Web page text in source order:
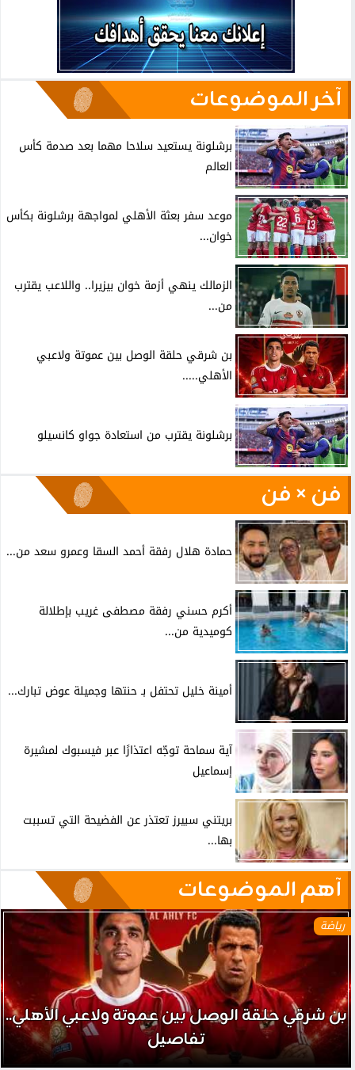
آخر الموضوعات
برشلونة يستعيد سلاحا مهما بعد صدمة كأس
العالم
موعد سفر بعثة الأهلي لمواجهة برشلونة بكأس
خوان...
الزمالك ينهي أزمة خوان بيزيرا.. واللاعب يقترب
من...
بن شرقي حلقة الوصل بين عموتة ولاعبي
الأهلي.....
برشلونة يقترب من استعادة جواو كانسيلو
فن × فن
حمادة هلال رفقة أحمد السقا وعمرو سعد من...
أكرم حسني رفقة مصطفى غريب بإطلالة
كوميدية من...
أمينة خليل تحتفل بـ حنتها وجميلة عوض تبارك...
آية سماحة توجّه اعتذارًا عبر فيسبوك لمشيرة
إسماعيل
بريتني سبيرز تعتذر عن الفضيحة التي تسببت
بها...
آهم الموضوعات
رياضة
بن شرقي حلقة الوصل بين عموتة ولاعبي الأهلي..
تفاصيل